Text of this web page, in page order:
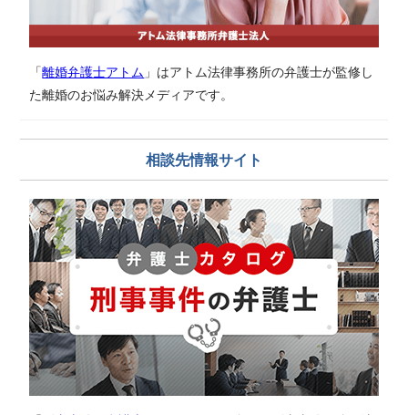
「離婚弁護士アトム 」はアトム法律事務所の弁護士が監修し
た離婚のお悩み解決メディアです。
相談先情報サイト